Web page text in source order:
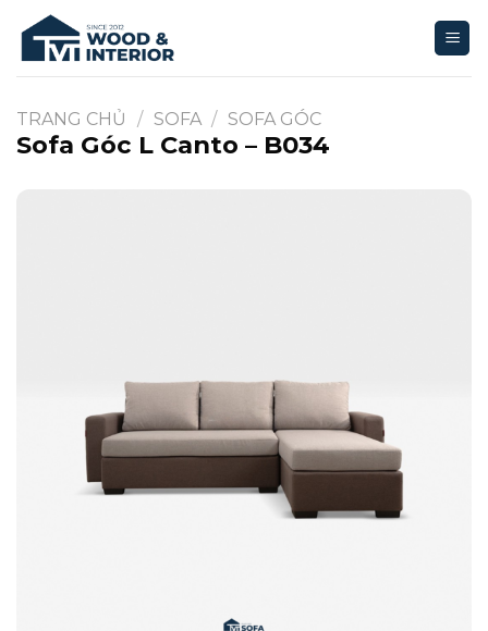
qua
nội
TRANG CHỦ
/ SOFA / SOFA GÓC
Sofa Góc L Canto – B034